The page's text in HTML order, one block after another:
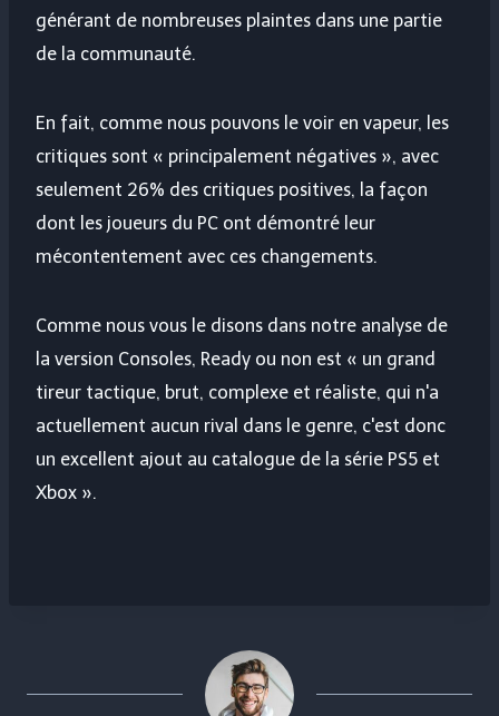
générant de nombreuses plaintes dans une partie
de la communauté.
En fait, comme nous pouvons le voir en vapeur, les
critiques sont « principalement négatives », avec
seulement 26% des critiques positives, la façon
dont les joueurs du PC ont démontré leur
mécontentement avec ces changements.
Comme nous vous le disons dans notre analyse de
la version Consoles, Ready ou non est « un grand
tireur tactique, brut, complexe et réaliste, qui n'a
actuellement aucun rival dans le genre, c'est donc
un excellent ajout au catalogue de la série PS5 et
Xbox ».